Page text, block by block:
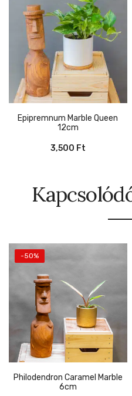
Epipremnum Marble Queen
12cm
3,500 Ft
-50%
Philodendron Caramel Marble
6cm